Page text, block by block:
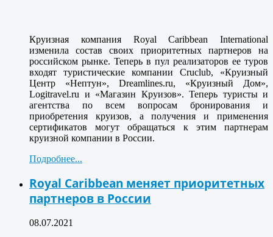
Круизная компания Royal Caribbean International
изменила состав своих приоритетных партнеров на
российском рынке. Теперь в пул реализаторов ее туров
входят туристические компании Cruclub, «Круизный
Центр «Нептун», Dreamlines.ru, «Круизный Дом»,
Logitravel.ru и «Магазин Круизов». Теперь туристы и
агентства по всем вопросам бронирования и
приобретения круизов, а получения и применения
сертификатов могут обращаться к этим партнерам
круизной компании в России.
Подробнее...
Royal Caribbean меняет приоритетных
партнеров в России
08.07.2021